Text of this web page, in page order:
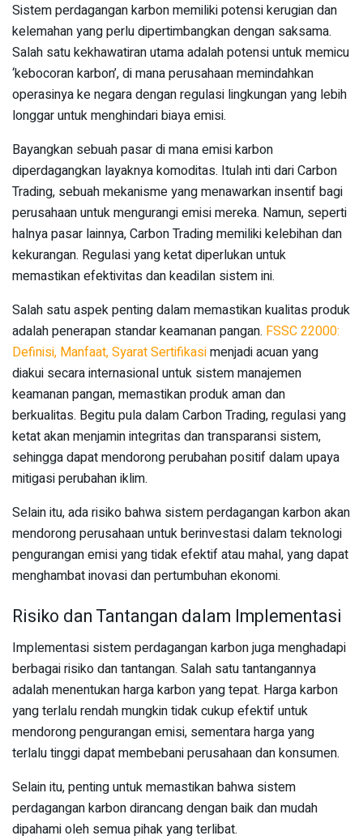
Sistem perdagangan karbon memiliki potensi kerugian dan
kelemahan yang perlu dipertimbangkan dengan saksama.
Salah satu kekhawatiran utama adalah potensi untuk memicu
‘kebocoran karbon’, di mana perusahaan memindahkan
operasinya ke negara dengan regulasi lingkungan yang lebih
longgar untuk menghindari biaya emisi.
Bayangkan sebuah pasar di mana emisi karbon
diperdagangkan layaknya komoditas. Itulah inti dari Carbon
Trading, sebuah mekanisme yang menawarkan insentif bagi
perusahaan untuk mengurangi emisi mereka. Namun, seperti
halnya pasar lainnya, Carbon Trading memiliki kelebihan dan
kekurangan. Regulasi yang ketat diperlukan untuk
memastikan efektivitas dan keadilan sistem ini.
Salah satu aspek penting dalam memastikan kualitas produk
adalah penerapan standar keamanan pangan. FSSC 22000:
Definisi, Manfaat, Syarat Sertifikasimenjadi acuan yang
diakui secara internasional untuk sistem manajemen
keamanan pangan, memastikan produk aman dan
berkualitas. Begitu pula dalam Carbon Trading, regulasi yang
ketat akan menjamin integritas dan transparansi sistem,
sehingga dapat mendorong perubahan positif dalam upaya
mitigasi perubahan iklim.
Selain itu, ada risiko bahwa sistem perdagangan karbon akan
mendorong perusahaan untuk berinvestasi dalam teknologi
pengurangan emisi yang tidak efektif atau mahal, yang dapat
menghambat inovasi dan pertumbuhan ekonomi.
Risiko dan Tantangan dalam Implementasi
Implementasi sistem perdagangan karbon juga menghadapi
berbagai risiko dan tantangan. Salah satu tantangannya
adalah menentukan harga karbon yang tepat. Harga karbon
yang terlalu rendah mungkin tidak cukup efektif untuk
mendorong pengurangan emisi, sementara harga yang
terlalu tinggi dapat membebani perusahaan dan konsumen.
Selain itu, penting untuk memastikan bahwa sistem
perdagangan karbon dirancang dengan baik dan mudah
dipahami oleh semua pihak yang terlibat.